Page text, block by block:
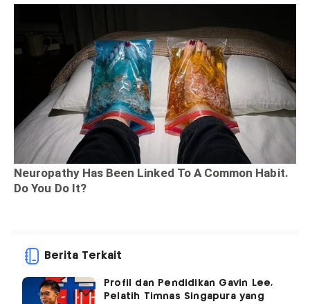
Berita Terkait
Profil dan Pendidikan Gavin Lee,
Pelatih Timnas Singapura yang